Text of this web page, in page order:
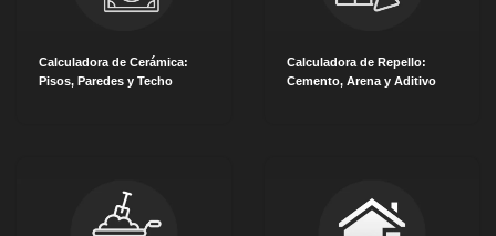
Calculadora de Cerámica:
Pisos, Paredes y Techo
Calculadora de Repello:
Cemento, Arena y Aditivo